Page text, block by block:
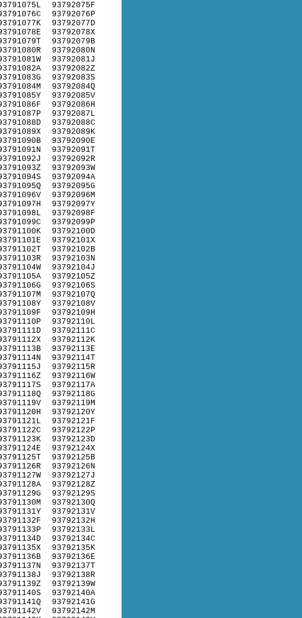
93792075F
93792076P
93792077D
93792078X
93792079B
93792080N
93792081J
93792082Z
93792083S
93792084Q
93792085V
93792086H
93792087L
93792088C
93792089K
93792090E
93792091T
93792092R
93792093W
93792094A
93792095G
93792096M
93792097Y
93792098F
93792099P
93792100D
93792101X
93792102B
93792103N
93792104J
93792105Z
93792106S
93792107Q
93792108V
93792109H
93792110L
93792111C
93792112K
93792113E
93792114T
93792115R
93792116W
93792117A
93792118G
93792119M
93792120Y
93792121F
93792122P
93792123D
93792124X
93792125B
93792126N
93792127J
93792128Z
93792129S
93792130Q
93792131V
93792132H
93792133L
93792134C
93792135K
93792136E
93792137T
93792138R
93792139W
93792140A
93792141G
93792142M